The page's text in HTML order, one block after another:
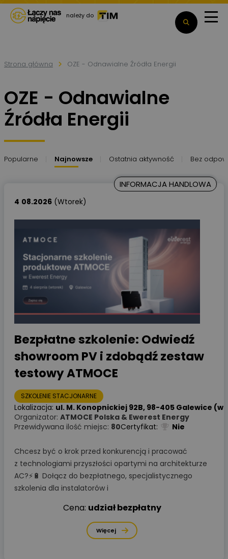
należy do
Strona główna OZE - Odnawialne Źródła Energii
OZE - Odnawialne
Źródła Energii
Popularne Najnowsze Ostatnia aktywność Bez
INFORMACJA HANDLOWA
4 08.2026 (Wtorek)
Bezpłatne szkolenie: Odwiedź
showroom PV i zdobądź zestaw
testowy ATMOCE
SZKOLENIE STACJONARNE
Lokalizacja: ul. M. Konopnickiej 92B, 98-405 Galewice
Organizator: ATMOCE Polska & Ewerest Energy
Przewidywana ilość miejsc: 80Certyfikat: Nie
Chcesz być o krok przed konkurencją i pracować
z technologiami przyszłości opartymi na architekturze
AC?⚡🔋 Dołącz do bezpłatnego, specjalistycznego
szkolenia dla instalatorów i
Cena: udział bezpłatny
Więcej